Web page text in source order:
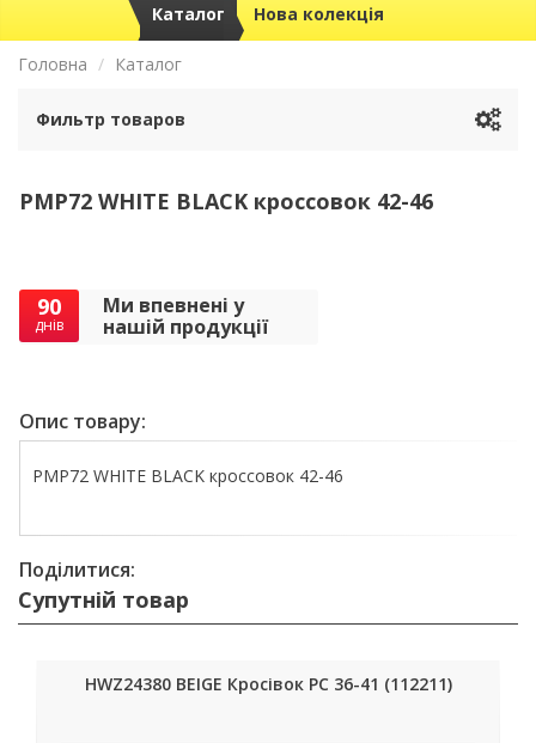
Каталог Нова колекція
Головна Каталог
Фильтр товаров
PMP72 WHITE BLACK кроссовок 42-46
90
днів
Ми впевнені у
нашій продукції
Опис товару:
PMP72 WHITE BLACK кроссовок 42-46
Поділитися:
Супутній товар
HWZ24380 BEIGE Кросівок РС 36-41 (112211)